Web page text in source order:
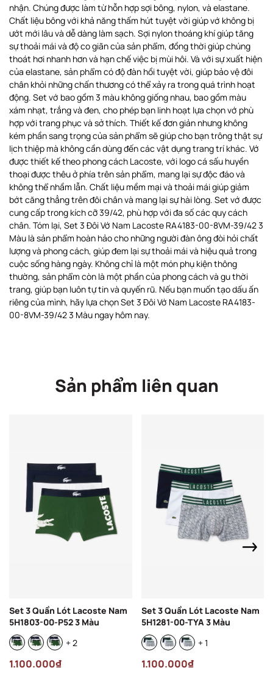
nhận. Chúng được làm từ hỗn hợp sợi bông, nylon, và elastane.
Chất liệu bông với khả năng thấm hút tuyệt vời giúp vớ không bị
ướt mới lâu và dễ dàng làm sạch. Sợi nylon thoáng khí giúp tăng
sự thoải mái và độ co giãn của sản phẩm, đồng thời giúp chúng
thoát hơi nhanh hơn và hạn chế việc bị mùi hôi. Và với sự xuất hiện
của elastane, sản phẩm có độ đàn hồi tuyệt vời, giúp bảo vệ đôi
chân khỏi những chấn thương có thể xảy ra trong quá trình hoạt
động. Set vớ bao gồm 3 màu không giống nhau, bao gồm màu
xám nhạt, trắng và đen, cho phép bạn linh hoạt lựa chọn vớ phù
hợp với trang phục và sở thích. Thiết kế đơn giản nhưng không
kém phần sang trọng của sản phẩm sẽ giúp cho bạn trông thật sự
lịch thiệp mà không cần dùng đến các vật dụng trang trí khác. Vớ
được thiết kế theo phong cách Lacoste, với logo cá sấu huyền
thoại được thêu ở phía trên sản phẩm, mang lại sự độc đáo và
không thể nhầm lẫn. Chất liệu mềm mại và thoải mái giúp giảm
bớt căng thẳng trên đôi chân và mang lại sự hài lòng. Set vớ được
cung cấp trong kích cỡ 39/42, phù hợp với đa số các quy cách
chân. Tóm lại, Set 3 Đôi Vớ Nam Lacoste RA4183-00-8VM-39/42 3
Màu là sản phẩm hoàn hảo cho những người đàn ông đòi hỏi chất
lượng và phong cách, giúp đem lại sự thoải mái và hiệu quả trong
cuộc sống hàng ngày. Không chỉ là một món phụ kiện thông
thường, sản phẩm còn là một phần của phong cách và gu thời
trang, giúp bạn luôn tự tin và quyến rũ. Nếu bạn muốn tạo dấu ấn
riêng của mình, hãy lựa chọn Set 3 Đôi Vớ Nam Lacoste RA4183-
00-8VM-39/42 3 Màu ngay hôm nay.
Sản phẩm liên quan
Set 3 Quần Lót Lacoste Nam
5H1803-00-P52 3 Màu
+ 2
1.100.000₫
Set 3 Quần Lót Lacoste Nam
5H1281-00-TYA 3 Màu
+ 1
1.100.000₫